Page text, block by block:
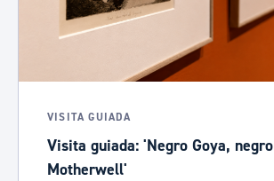
VISITA GUIADA
Visita guiada: 'Negro Goya, negro
Motherwell'